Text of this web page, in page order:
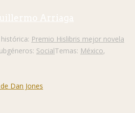
Arriaga
Premio Hislibris mejor novela
SocialTemas: México,